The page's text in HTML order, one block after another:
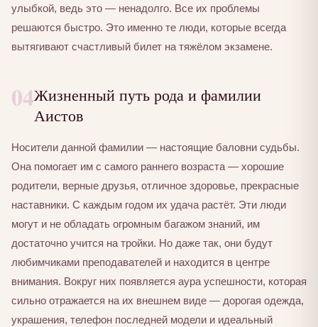
улыбкой, ведь это — ненадолго. Все их проблемы
решаются быстро. Это именно те люди, которые всегда
вытягивают счастливый билет на тяжёлом экзамене.
04Жизненный путь рода и фамилии
Аистов
Носители данной фамилии — настоящие баловни судьбы.
Она помогает им с самого раннего возраста — хорошие
родители, верные друзья, отличное здоровье, прекрасные
наставники. С каждым годом их удача растёт. Эти люди
могут и не обладать огромным багажом знаний, им
достаточно учится на тройки. Но даже так, они будут
любимчиками преподавателей и находится в центре
внимания. Вокруг них появляется аура успешности, которая
сильно отражается на их внешнем виде — дорогая одежда,
украшения, телефон последней модели и идеальный